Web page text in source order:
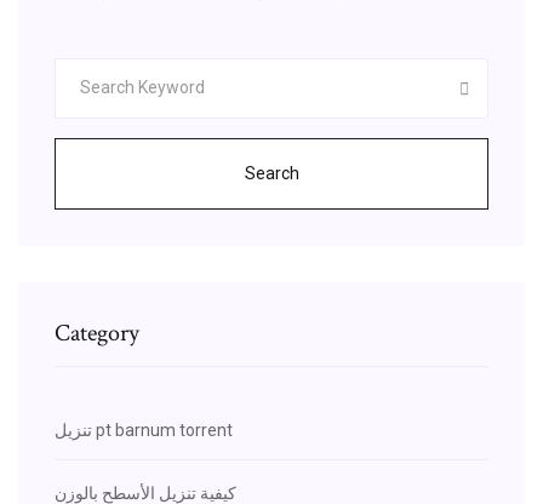
Search
Category
تنزيل pt barnum torrent
كيفية تنزيل الأسطح بالوزن